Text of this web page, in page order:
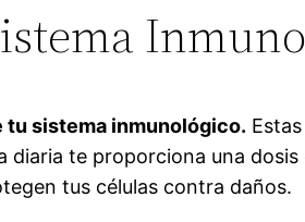
tu sistema inmunológico.
te proporciona una
tus células contra daños.